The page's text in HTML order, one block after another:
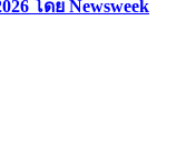
โดย Newsweek